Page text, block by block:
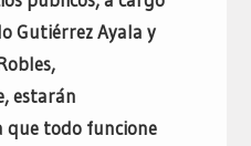
Gutiérrez Ayala y
estarán
todo funcione